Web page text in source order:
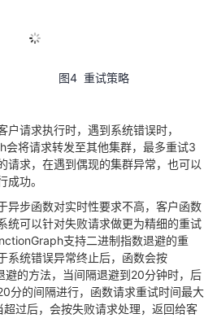
4 重试策略
户请求执行时，遇到系统错误时，
会将请求转发至其他集群，最多重试3
请求，在遇到偶现的集群异常，也可以
成功。
异步函数对实时性要求不高，客户函数
统可以针对失败请求做更为精细的重试
支持二进制指数退避的重
系统错误异常终止后，函数会按
避的方法，当间隔退避到20分钟时，后
分的间隔进行，函数请求重试时间最大
超过后，会按失败请求处理，返回给客